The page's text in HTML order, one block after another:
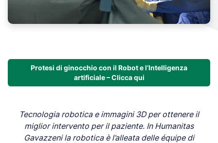
Protesi di ginocchio con il Robot e l’Intelligenza
artificiale – Clicca qui
Tecnologia robotica e immagini 3D per ottenere il
miglior intervento per il paziente. In Humanitas
Gavazzeni la robotica è l’alleata delle équipe di